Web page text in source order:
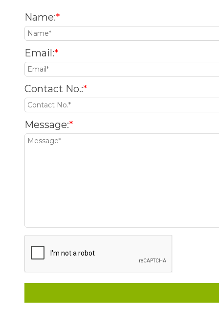
Name:*
Email:*
Contact No.:*
Message:*